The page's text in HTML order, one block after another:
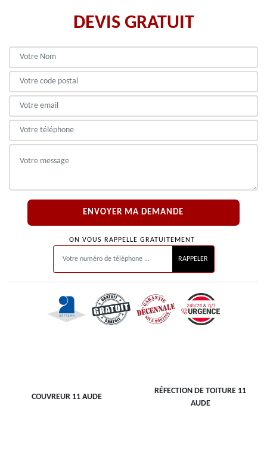
DEVIS GRATUIT
ON VOUS RAPPELLE GRATUITEMENT
COUVREUR 11 AUDE
RÉFECTION DE TOITURE 11
AUDE